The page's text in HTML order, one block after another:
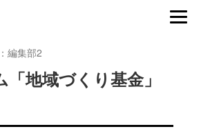
編集部2
地域づくり基金」